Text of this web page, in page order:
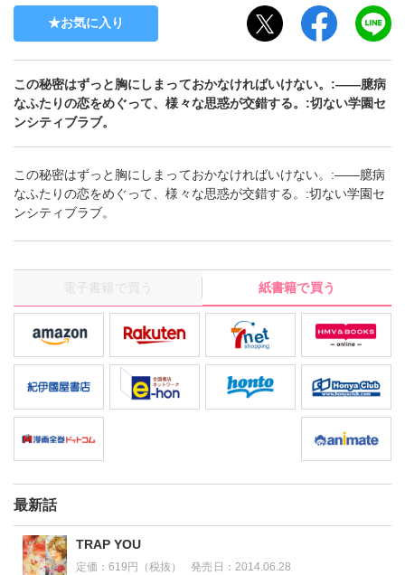
お気に入り
この秘密はずっと胸にしまっておかなければいけない。:――臆病
なふたりの恋をめぐって、様々な思惑が交錯する。:切ない学園セ
ンシティブラブ。
この秘密はずっと胸にしまっておかなければいけない。:――臆病
なふたりの恋をめぐって、様々な思惑が交錯する。:切ない学園セ
ンシティブラブ。
電子書籍で買う 紙書籍で買う
最新話
TRAP YOU
定価：619円（税抜） 発売日： 2014.06.28